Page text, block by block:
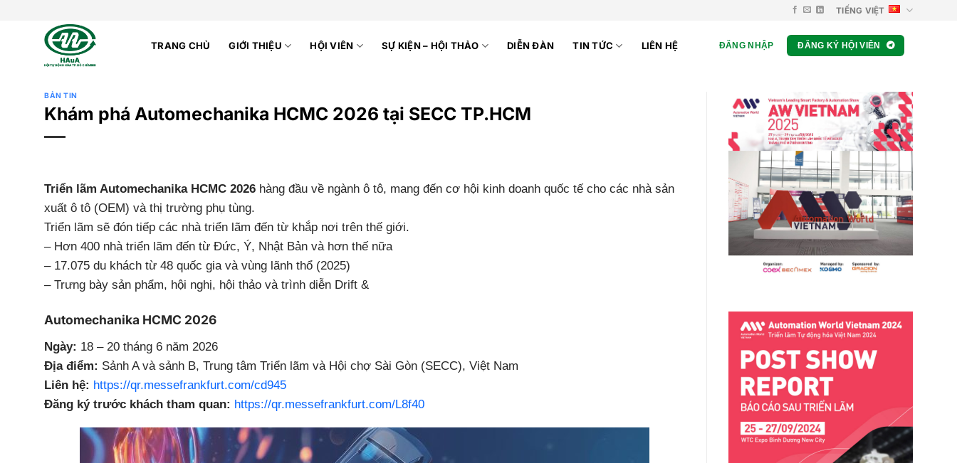
TIẾNG VIỆT
TRANG CHỦ GIỚI THIỆU HỘI VIÊN SỰ KIỆN – HỘI THẢO DIỄN ĐÀN TIN TỨC LIÊN HỆ ĐĂNG NHẬP ĐĂNG KÝ HỘI VIÊN
BẢN TIN
Khám phá Automechanika HCMC 2026 tại SECC TP.HCM
Triển lãm Automechanika HCMC 2026 hàng đầu về ngành ô tô, mang đến cơ hội kinh doanh quốc tế cho các nhà sản
xuất ô tô (OEM) và thị trường phụ tùng.
Triển lãm sẽ đón tiếp các nhà triển lãm đến từ khắp nơi trên thế giới.
– Hơn 400 nhà triển lãm đến từ Đức, Ý, Nhật Bản và hơn thế nữa
– 17.075 du khách từ 48 quốc gia và vùng lãnh thổ (2025)
– Trưng bày sản phẩm, hội nghị, hội thảo và trình diễn Drift &
Automechanika HCMC 2026
Ngày: 18 – 20 tháng 6 năm 2026
Địa điểm: Sảnh A và sảnh B, Trung tâm Triển lãm và Hội chợ Sài Gòn (SECC), Việt Nam
Liên hệ: https://qr.messefrankfurt.com/cd945
Đăng ký trước khách tham quan: https://qr.messefrankfurt.com/L8f40